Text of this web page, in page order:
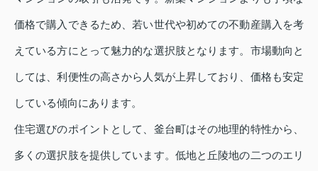
価格で購入できるため、若い世代や初めての不動産購入を考
えている方にとって魅力的な選択肢となります。市場動向と
しては、利便性の高さから人気が上昇しており、価格も安定
している傾向にあります。
住宅選びのポイントとして、釜台町はその地理的特性から、
多くの選択肢を提供しています。低地と丘陵地の二つのエリ